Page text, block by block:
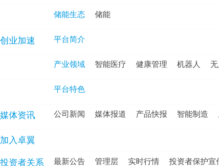
储能生态 储能
创业加速 平台简介
产业领域 智能医疗 健康管理 机器人
平台特色
媒体资讯 公司新闻 媒体报道 产品快报 智能制造
加入卓翼
投资者关系 最新公告 管理层 实时行情 投资者保护宣